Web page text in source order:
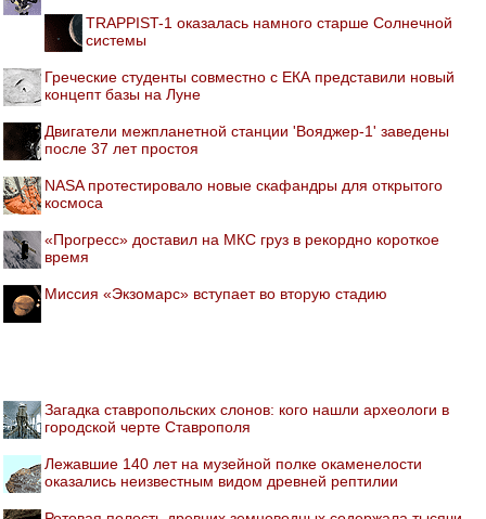
TRAPPIST-1 оказалась намного старше Солнечной
системы
Греческие студенты совместно с ЕКА представили новый
концепт базы на Луне
Двигатели межпланетной станции 'Вояджер-1' заведены
после 37 лет простоя
NASA протестировало новые скафандры для открытого
космоса
«Прогресс» доставил на МКС груз в рекордно короткое
время
Миссия «Экзомарс» вступает во вторую стадию
Загадка ставропольских слонов: кого нашли археологи в
городской черте Ставрополя
Лежавшие 140 лет на музейной полке окаменелости
оказались неизвестным видом древней рептилии